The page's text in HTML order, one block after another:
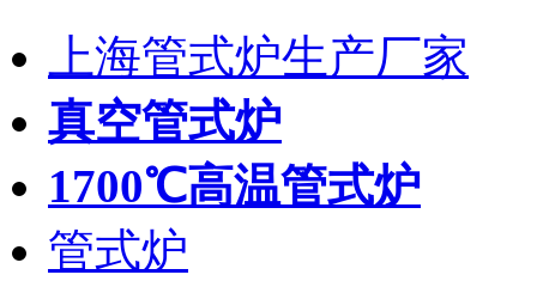
上海管式炉生产厂家
真空管式炉
1700℃高温管式炉
管式炉